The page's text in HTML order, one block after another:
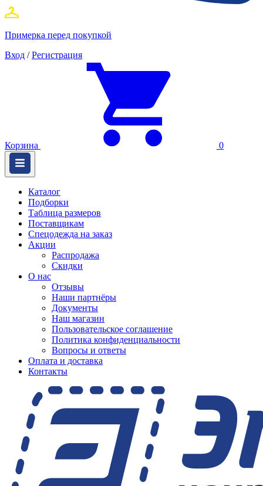
Примерка перед покупкой
Вход / Регистрация
Корзина 0
Каталог
Подборки
Таблица размеров
Поставщикам
Спецодежда на заказ
Акции
Распродажа
Скидки
О нас
Отзывы
Наши партнёры
Документы
Наш магазин
Пользовательское соглашение
Политика конфиденциальности
Вопросы и ответы
Оплата и доставка
Контакты